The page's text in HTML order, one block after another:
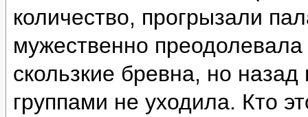
количество, прогрызали
мужественно
скользкие бревна, но
группами не уходила. Кто